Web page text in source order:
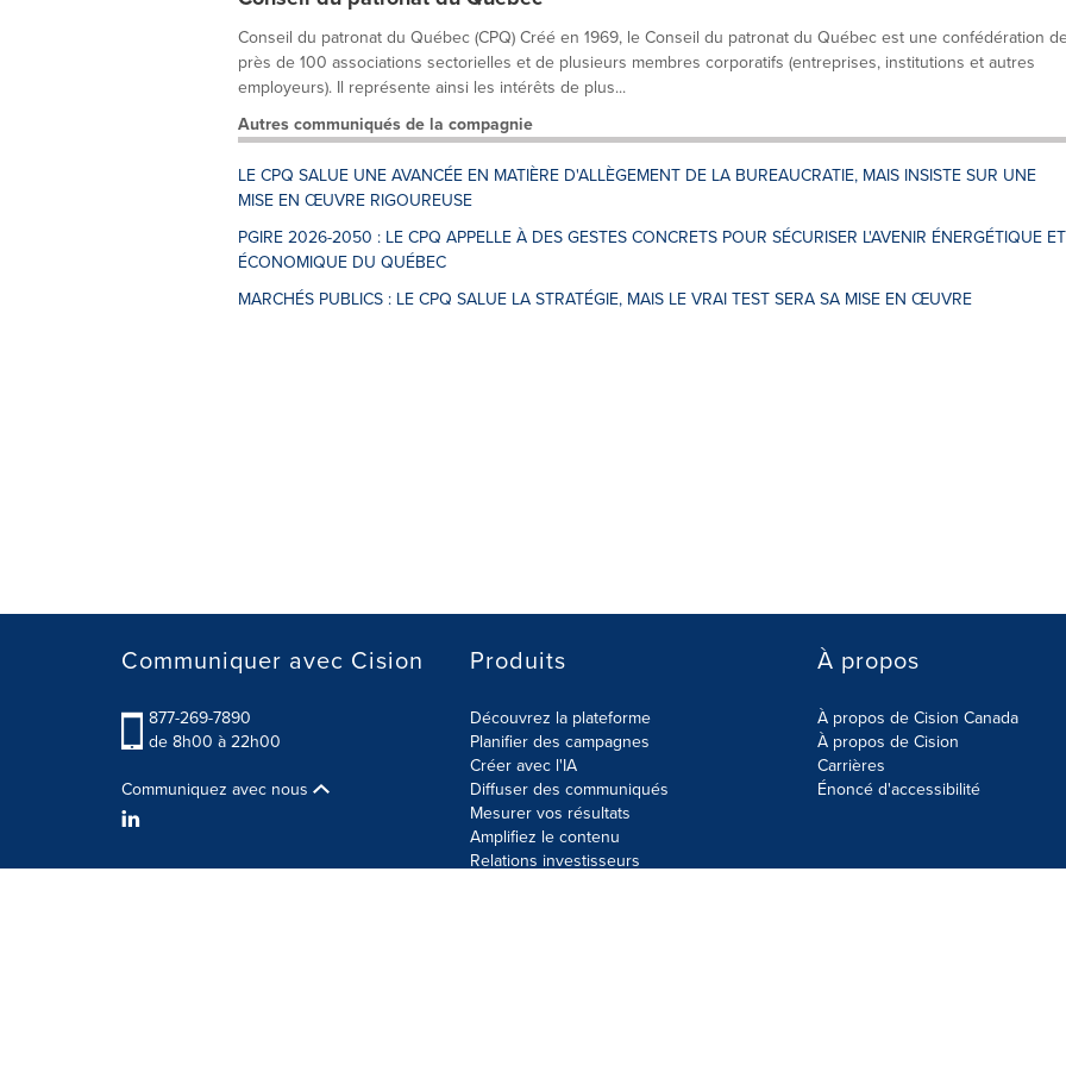
Conseil du patronat du Québec (CPQ) Créé en 1969, le Conseil du patronat du Québec est une confédération
près de 100 associations sectorielles et de plusieurs membres corporatifs (entreprises, institutions et autres
employeurs). Il représente ainsi les intérêts de plus...
Autres communiqués de la compagnie
LE CPQ SALUE UNE AVANCÉE EN MATIÈRE D'ALLÈGEMENT DE LA BUREAUCRATIE, MAIS INSISTE SUR UNE
MISE EN ŒUVRE RIGOUREUSE
PGIRE 2026-2050 : LE CPQ APPELLE À DES GESTES CONCRETS POUR SÉCURISER L'AVENIR ÉNERGÉTIQUE ET
ÉCONOMIQUE DU QUÉBEC
MARCHÉS PUBLICS : LE CPQ SALUE LA STRATÉGIE, MAIS LE VRAI TEST SERA SA MISE EN ŒUVRE
Communiquer avec Cision
877-269-7890
de 8h00 à 22h00
Communiquez avec nous
Produits
Découvrez la plateforme
Planifier des campagnes
Créer avec l'IA
Diffuser des communiqués
Mesurer vos résultats
Amplifiez le contenu
Relations investisseurs
À propos
À propos de Cision Canada
À propos de Cision
Carrières
Énoncé d'accessibilité